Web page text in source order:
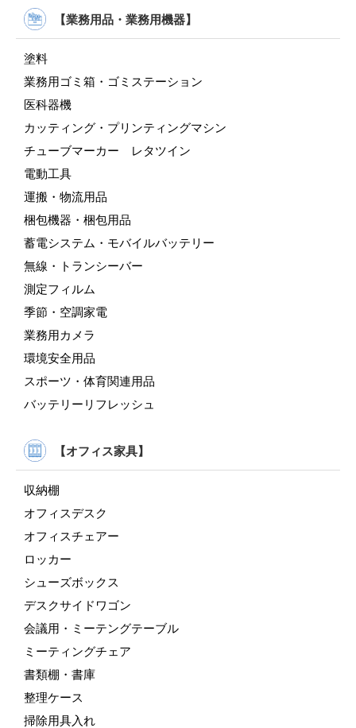
【業務用品・業務用機器】
塗料
業務用ゴミ箱・ゴミステーション
医科器機
カッティング・プリンティングマシン
チューブマーカー レタツイン
電動工具
運搬・物流用品
梱包機器・梱包用品
蓄電システム・モバイルバッテリー
無線・トランシーバー
測定フィルム
季節・空調家電
業務用カメラ
環境安全用品
スポーツ・体育関連用品
バッテリーリフレッシュ
【オフィス家具】
収納棚
オフィスデスク
オフィスチェアー
ロッカー
シューズボックス
デスクサイドワゴン
会議用・ミーテングテーブル
ミーティングチェア
書類棚・書庫
整理ケース
掃除用具入れ